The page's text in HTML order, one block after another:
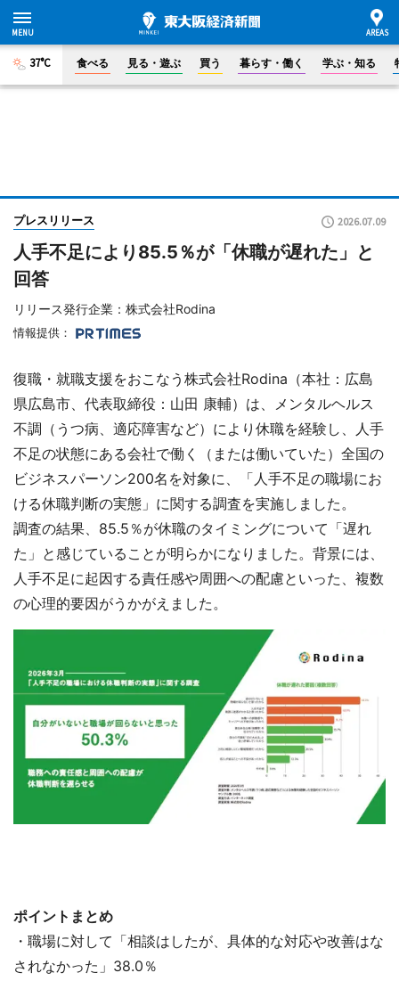
37°C 食べる 見る・遊ぶ 買う 暮らす・働く 学ぶ・知る
プレスリリース 2026.07.09
人手不足により85.5％が「休職が遅れた」と
回答
リリース発行企業：株式会社Rodina
情報提供：
復職・就職支援をおこなう株式会社Rodina（本社：広島
県広島市、代表取締役：山田 康輔）は、メンタルヘルス
不調（うつ病、適応障害など）により休職を経験し、人手
不足の状態にある会社で働く（または働いていた）全国の
ビジネスパーソン200名を対象に、「人手不足の職場にお
ける休職判断の実態」に関する調査を実施しました。
調査の結果、85.5％が休職のタイミングについて「遅れ
た」と感じていることが明らかになりました。背景には、
人手不足に起因する責任感や周囲への配慮といった、複数
の心理的要因がうかがえました。
ポイントまとめ
・職場に対して「相談はしたが、具体的な対応や改善はな
されなかった」38.0％